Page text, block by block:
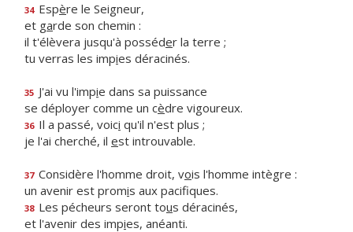
34 Espère le Seigneur,
et garde son chemin :
il t'élèvera jusqu'à posséder la terre ;
tu verras les impies déracinés.
35 J'ai vu l'impie dans sa puissance
se déployer comme un cèdre vigoureux.
36 Il a passé, voici qu'il n'est plus ;
je l'ai cherché, il est introuvable.
37 Considère l'homme droit, vois l'homme intègre :
un avenir est promis aux pacifiques.
38 Les pécheurs seront tous déracinés,
et l'avenir des impies, anéanti.